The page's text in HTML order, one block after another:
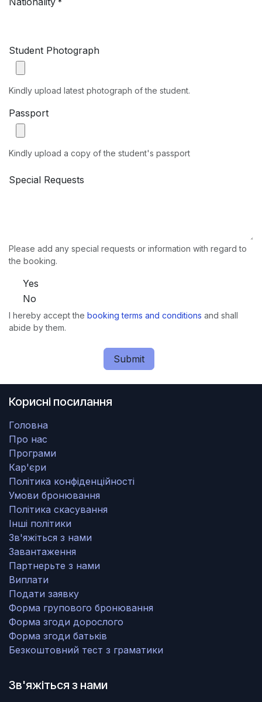
*
Student Photograph
Kindly upload latest photograph of the student.
Passport
Kindly upload a copy of the student's passport
Special Requests
Please add any special requests or information with regard to
the booking.
Yes
No
I hereby accept the booking terms and conditions and shall
abide by them.
Submit
Корисні посилання
Головна
Про нас
Програми
Кар'єри
Політика конфіденційності
Умови бронювання
Політика скасування
Інші політики
Зв'яжіться з нами
Завантаження
Партнерьте з нами
Виплати
Подати заявку
Форма групового бронювання
Форма згоди дорослого
Форма згоди батьків
Безкоштовний тест з граматики
Зв'яжіться з нами